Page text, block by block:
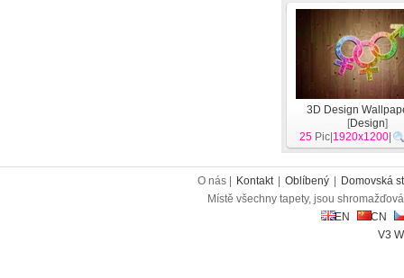
3D Design
[Design]
25 Pic| 1920x1200
O nás | Kontakt Oblíbený
Domovská
Místě všechny tapety, jsou
EN
CN
V3